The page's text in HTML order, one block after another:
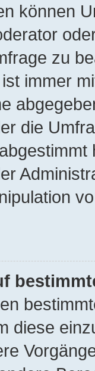
können
zu
immer
die
diese